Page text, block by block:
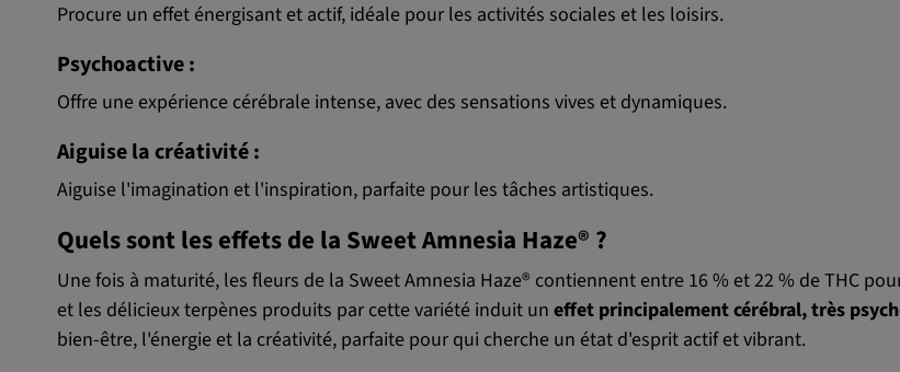
Procure un effet énergisant et actif, idéale pour les activités sociales et les loisirs.
Psychoactive :
Offre une expérience cérébrale intense, avec des sensations vives et dynamiques.
Aiguise la créativité :
Aiguise l'imagination et l'inspiration, parfaite pour les tâches artistiques.
Quels sont les effets de la Sweet Amnesia Haze® ?
Une fois à maturité, les fleurs de la Sweet Amnesia Haze® contiennent entre 16 % et 22 % de THC
et les délicieux terpènes produits par cette variété induit un effet principalement cérébral, très
bien-être, l'énergie et la créativité, parfaite pour qui cherche un état d'esprit actif et vibrant.